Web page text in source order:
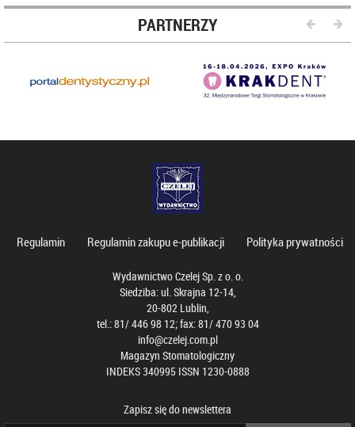
PARTNERZY
Regulamin Regulamin zakupu e-publikacji Polityka prywatności
Wydawnictwo Czelej Sp. z o. o.
Siedziba: ul. Skrajna 12-14,
20-802 Lublin,
tel.: 81/ 446 98 12; fax: 81/ 470 93 04
info@czelej.com.pl
Magazyn Stomatologiczny
INDEKS 340995 ISSN 1230-0888
Zapisz się do newslettera